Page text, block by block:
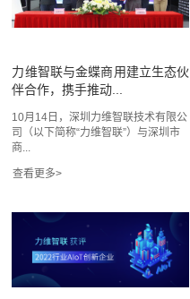
力维智联与金蝶商用建立生态伙
伴合作，携手推动...
10月14日，深圳力维智联技术有限公
司（以下简称“力维智联”）与深圳市
商...